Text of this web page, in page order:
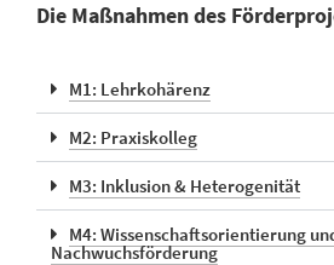
Die Maßnahmen des
M1: Lehrkohärenz
M2: Praxiskolleg
M3: Inklusion & Heterogenität
M4: Wissenschaftsorientierung
Nachwuchsförderung